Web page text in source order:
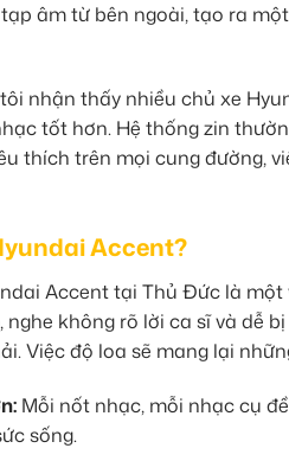
âm từ bên ngoài, tạo ra
nhận thấy nhiều chủ xe
tốt hơn. Hệ thống zin
thích trên mọi cung đường,
Accent?
Accent tại Thủ Đức là
không rõ lời ca sĩ và dễ
Việc độ loa sẽ mang lại
Mỗi nốt nhạc, mỗi nhạc cụ
sống.